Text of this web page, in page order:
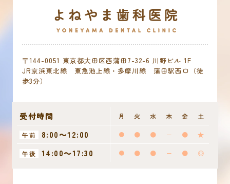
〒144-0051 東京都大田区西蒲田7-32-6 川野ビル 1F
JR京浜東北線 東急池上線・多摩川線 蒲田駅西口（徒
歩3分）
受付時間 月 火 水 木 金 土
午前 8:00～12:00 ● ● ● － ● ★
午後 14:00～17:30 ● ● ● － ● ◎